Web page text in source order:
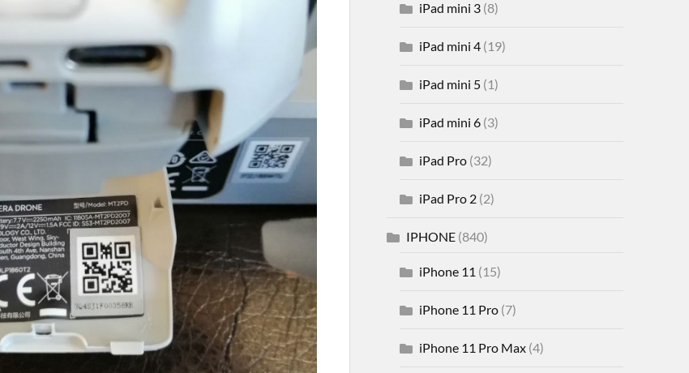
iPad mini 3(8)
iPad mini 4(19)
iPad mini 5(1)
iPad mini 6(3)
iPad Pro(32)
iPad Pro 2(2)
IPHONE(840)
iPhone 11 (15)
iPhone 11 Pro(7)
iPhone 11 Pro Max(4)